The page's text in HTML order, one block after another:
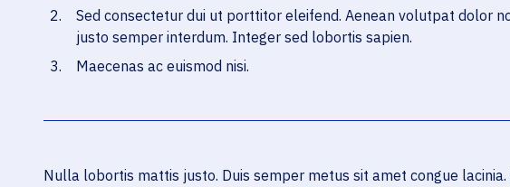
Sed consectetur dui ut porttitor eleifend. Aenean volutpat dolor
justo semper interdum. Integer sed lobortis sapien.
Maecenas ac euismod nisi.
Nulla lobortis mattis justo. Duis semper metus sit amet congue